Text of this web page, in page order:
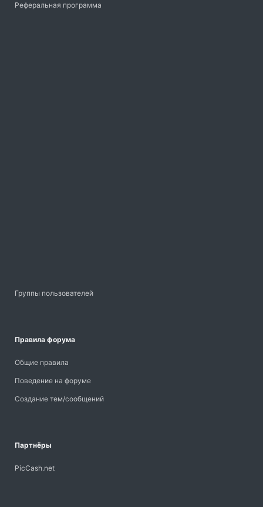
Реферальная программа
Группы пользователей
Правила форума
Общие правила
Поведение на форуме
Создание тем/сообщений
Партнёры
PicCash.net